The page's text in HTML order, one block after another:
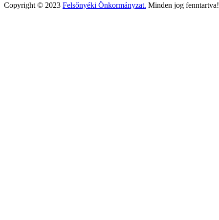
Copyright © 2023 Felsőnyéki Önkormányzat. Minden jog fenntartva!